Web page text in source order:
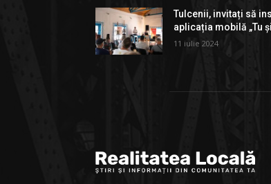
Tulcenii, invitați să
aplicația mobilă „Tu
11 iulie 2024